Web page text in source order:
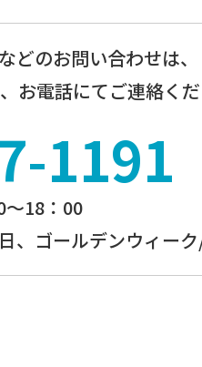
どのお問い合わせは、
お電話にてご連絡くだ
1191
〜18：00
、ゴールデンウィー